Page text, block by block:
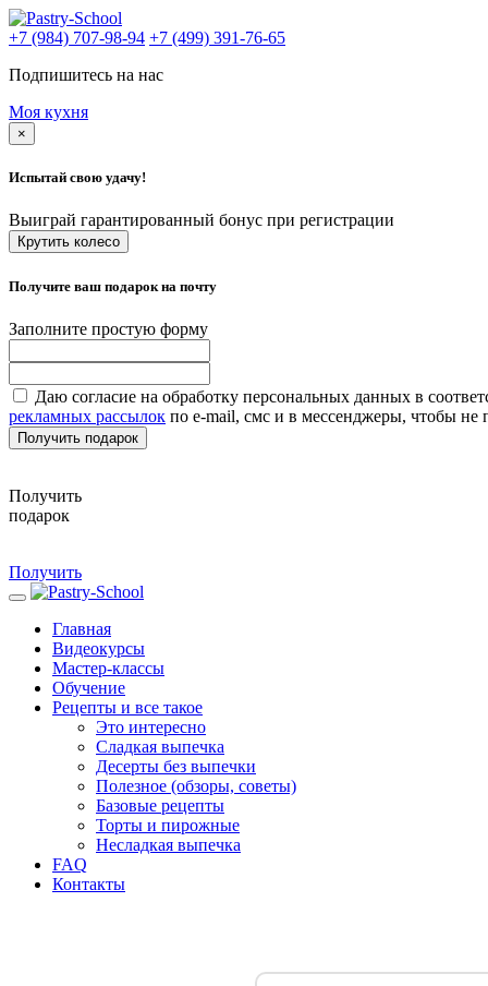
+7 (984) 707-98-94 +7 (499) 391-76-65
Подпишитесь на нас
Моя кухня
×
Испытай свою удачу!
Выиграй гарантированный бонус при регистрации
Крутить колесо
Получите ваш подарок на почту
Заполните простую форму
Даю согласие на обработку персональных данных в
рекламных рассылок по e-mail, смс и в мессенджеры, чтобы не
Получить подарок
Получить
подарок
Получить
Главная
Видеокурсы
Мастер-классы
Обучение
Рецепты и все такое
Это интересно
Сладкая выпечка
Десерты без выпечки
Полезное (обзоры, советы)
Базовые рецепты
Торты и пирожные
Несладкая выпечка
FAQ
Контакты